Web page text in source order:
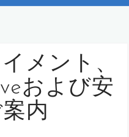
メント、
および安
内